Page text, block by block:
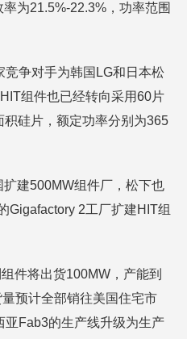
为21.5%-22.3%，功率范围
争对手为韩国LG和日本松
组件也已经转向采用60片
积硅片，额定功率分别为365
建500MW组件厂，松下也
Gigafactory 2工厂扩建HIT组
件将出货100MW，产能到
预计全部销往美国住宅市
Fab3的生产线升级为生产